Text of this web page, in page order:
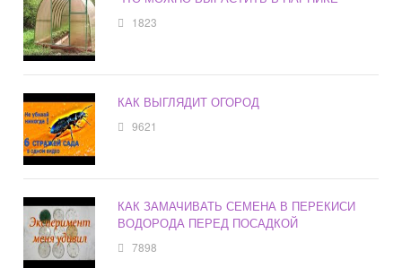
1823
КАК ВЫГЛЯДИТ ОГОРОД
9621
КАК ЗАМАЧИВАТЬ СЕМЕНА В ПЕРЕКИСИ
ВОДОРОДА ПЕРЕД ПОСАДКОЙ
7898